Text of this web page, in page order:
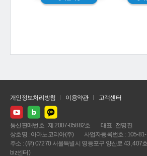
개인정보처리방침 이용약관 고객센터
통신판매번호 : 제 2007-05882호
대표 : 전명진
상호명 : 아마노코리아(주)
사업자등록번호 : 105-
주소 : (우) 07270 서울특별시 영등포구 양산로 43, 407
biz센터)